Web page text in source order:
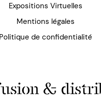
Expositions Virtuelles
Mentions légales
Politique de confidentialité
&